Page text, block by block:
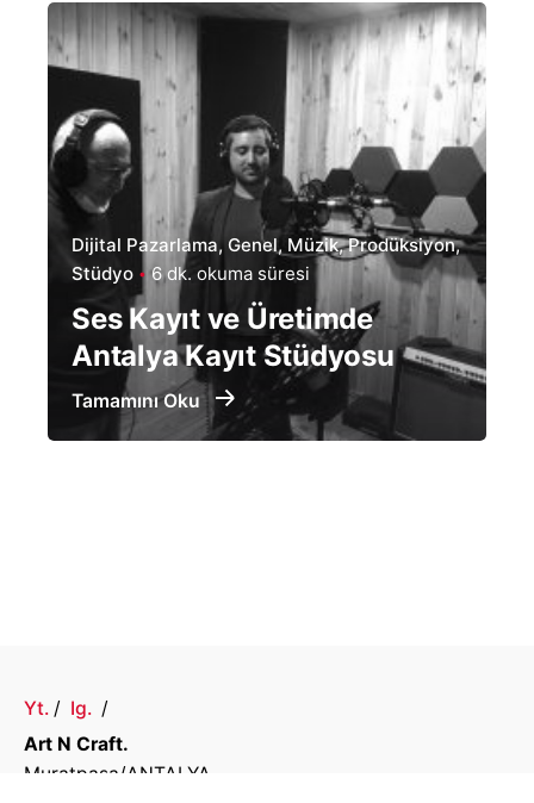
Dijital Pazarlama Genel Müzik Prodüksiyon
Stüdyo
6 dk. okuma süresi
Ses Kayıt ve Üretimde
Antalya Kayıt Stüdyosu
Tamamını Oku
Yt. / Ig. /
Art N Craft.
Muratpaşa/ANTALYA,